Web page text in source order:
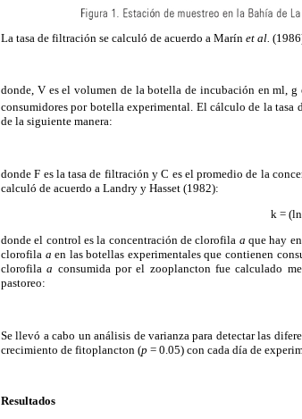
La tasa de filtración se calculó de acuerdo a Marín et al.
donde, V es el volumen de la botella de incubación en ml,
consumidores por botella experimental. El cálculo de la tasa
de la siguiente manera:
donde F es la tasa de filtración y C es el promedio de la
calculó de acuerdo a Landry y Hasset (1982):
k =
donde el control es la concentración de clorofila a que hay
clorofila a en las botellas experimentales que contienen
clorofilaa consumida por el zooplancton fue calculado
pastoreo:
Se llevó a cabo un análisis de varianza para detectar las
crecimiento de fitoplancton (p = 0.05) con cada día de
Resultados